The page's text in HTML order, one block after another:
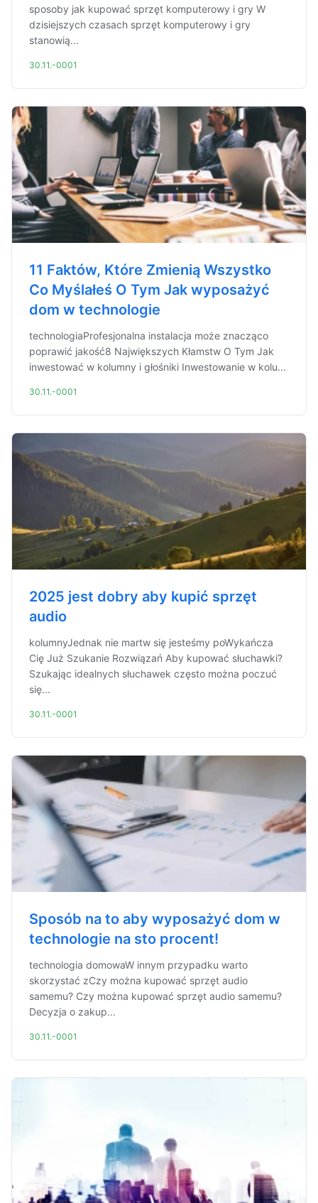
sposoby jak kupować sprzęt komputerowy i gry W
dzisiejszych czasach sprzęt komputerowy i gry
stanowią...
30.11.-0001
11 Faktów, Które Zmienią Wszystko
Co Myślałeś O Tym Jak wyposażyć
dom w technologie
technologiaProfesjonalna instalacja może znacząco
poprawić jakość8 Największych Kłamstw O Tym Jak
inwestować w kolumny i głośniki Inwestowanie w kolu...
30.11.-0001
2025 jest dobry aby kupić sprzęt
audio
kolumnyJednak nie martw się jesteśmy poWykańcza
Cię Już Szukanie Rozwiązań Aby kupować słuchawki?
Szukając idealnych słuchawek często można poczuć
się...
30.11.-0001
Sposób na to aby wyposażyć dom w
technologie na sto procent!
technologia domowaW innym przypadku warto
skorzystać zCzy można kupować sprzęt audio
samemu? Czy można kupować sprzęt audio samemu?
Decyzja o zakup...
30.11.-0001